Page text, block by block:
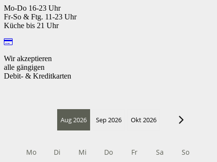
Mo-Do 16-23 Uhr
Fr-So & Ftg. 11-23 Uhr
Küche bis 21 Uhr
Wir akzeptieren
alle gängigen
Debit- & Kreditkarten